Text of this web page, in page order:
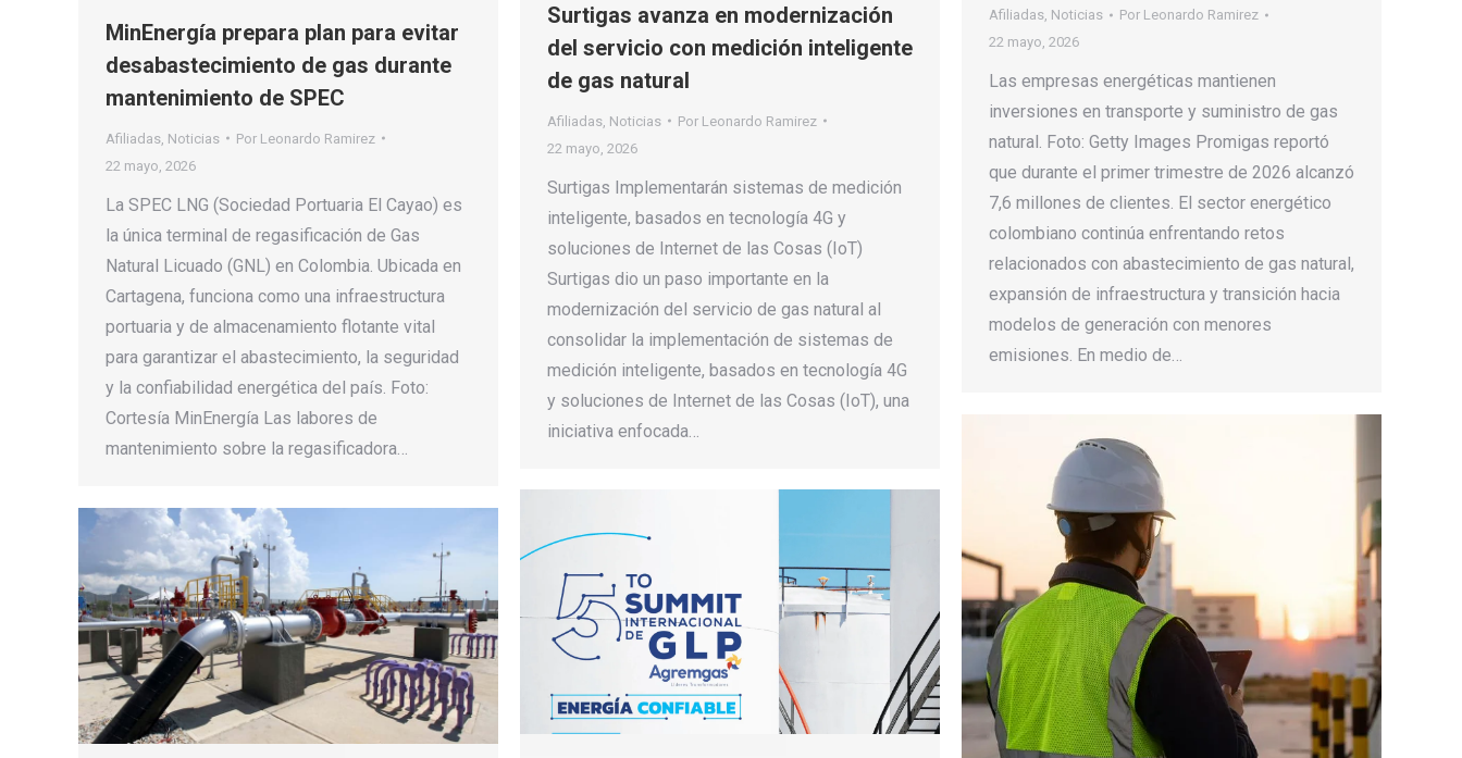
Afiliadas, Noticias Por Leonardo Ramirez
22 mayo, 2026
Las empresas energéticas mantienen
inversiones en transporte y suministro de gas
natural. Foto: Getty Images Promigas reportó
que durante el primer trimestre de 2026 alcanzó
7,6 millones de clientes. El sector energético
colombiano continúa enfrentando retos
relacionados con abastecimiento de gas natural,
expansión de infraestructura y transición hacia
modelos de generación con menores
emisiones. En medio de…
Surtigas avanza en modernización
del servicio con medición inteligente
de gas natural
Afiliadas Noticias Por Leonardo Ramirez
22 mayo, 2026
Surtigas Implementarán sistemas de medición
inteligente, basados en tecnología 4G y
soluciones de Internet de las Cosas (IoT)
Surtigas dio un paso importante en la
modernización del servicio de gas natural al
consolidar la implementación de sistemas de
medición inteligente, basados en tecnología 4G
y soluciones de Internet de las Cosas (IoT), una
iniciativa enfocada…
MinEnergía prepara plan para evitar
desabastecimiento de gas durante
mantenimiento de SPEC
Afiliadas Noticias Por Leonardo Ramirez
22 mayo, 2026
La SPEC LNG (Sociedad Portuaria El Cayao) es
la única terminal de regasificación de Gas
Natural Licuado (GNL) en Colombia. Ubicada en
Cartagena, funciona como una infraestructura
portuaria y de almacenamiento flotante vital
para garantizar el abastecimiento, la seguridad
y la confiabilidad energética del país. Foto:
Cortesía MinEnergía Las labores de
mantenimiento sobre la regasificadora…